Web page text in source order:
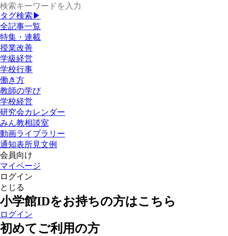
タグ検索▶
全記事一覧
特集・連載
授業改善
学級経営
学校行事
働き方
教師の学び
学校経営
研究会カレンダー
みん教相談室
動画ライブラリー
通知表所見文例
会員向け
マイページ
ログイン
とじる
小学館IDをお持ちの方はこちら
ログイン
初めてご利用の方